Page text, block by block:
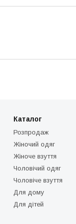
Каталог
Розпродаж
Жіночий одяг
Жіноче взуття
Чоловічий одяг
Чоловіче взуття
Для дому
Для дітей